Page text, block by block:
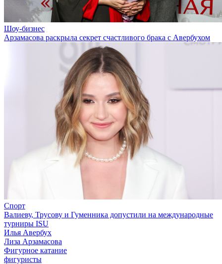
Шоу-бизнес
Арзамасова раскрыла секрет счастливого брака с Авербухом
Спорт
Валиеву, Трусову и Гуменника допустили на международные
турниры ISU
Илья Авербух
Лиза Арзамасова
Фигурное катание
фигуристы